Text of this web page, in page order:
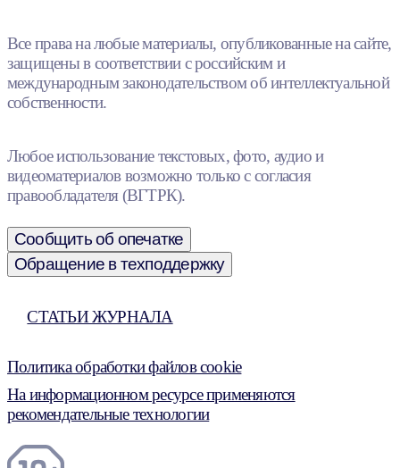
Все права на любые материалы, опубликованные на сайте,
защищены в соответствии с российским и
международным законодательством об интеллектуальной
собственности.
Любое использование текстовых, фото, аудио и
видеоматериалов возможно только с согласия
правообладателя (ВГТРК).
Сообщить об опечатке
Обращение в техподдержку
СТАТЬИ ЖУРНАЛА
Политика обработки файлов cookie
На информационном ресурсе применяются
рекомендательные технологии